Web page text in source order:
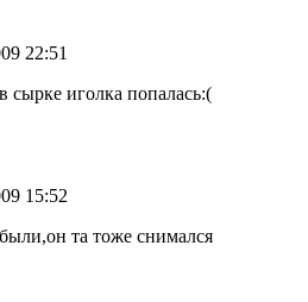
22:51
сырке иголка попалась:(
15:52
та тоже снимался